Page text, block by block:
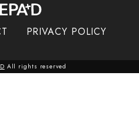
視図（パースペクティブ）。私達
学』と呼ぶことにする。今、恋が
PRIVACY POLICY
All rights reserved